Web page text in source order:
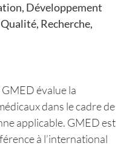
Développement
Recherche,
évalue la
dans le cadre de
applicable. GMED est
à l’international